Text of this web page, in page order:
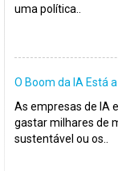
uma política..
O Boom da IA Está
As empresas de IA
gastar milhares de
sustentável ou os..